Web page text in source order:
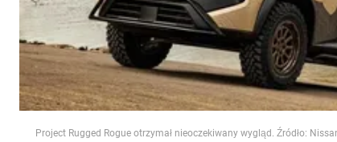
Jedzenie
Project Rugged Rogue otrzymał nieoczekiwany wygląd. Źródło: